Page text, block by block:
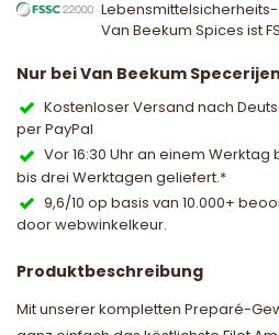
Van Beekum Spices ist
Nur bei Van Beekum
Kostenloser Versand nach
per PayPal
Vor 16:30 Uhr an einem
bis drei Werktagen geliefert.*
9,6/10 op basis van 10.000+
door webwinkelkeur.
Produktbeschreibung
Mit unserer kompletten Preparé-